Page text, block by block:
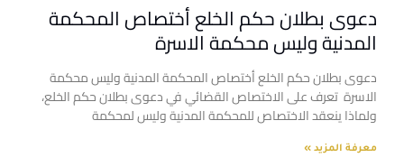
دعوى بطلان حكم الخلع أختصاص المحكمة
المدنية وليس محكمة الاسرة
دعوى بطلان حكم الخلع أختصاص المحكمة المدنية وليس محكمة
الاسرة تعرف على الاختصاص القضائي في دعوى بطلان حكم الخلع،
ولماذا ينعقد الاختصاص للمحكمة المدنية وليس لمحكمة
معرفة المزيد »